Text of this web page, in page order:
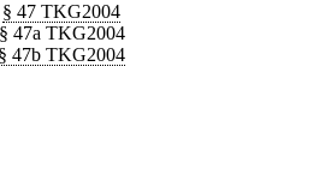
§ 47 TKG2004
§ 47a TKG2004
§ 47b TKG2004